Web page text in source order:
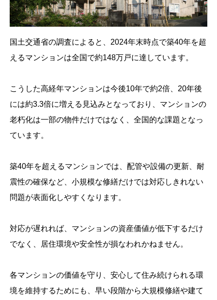
国土交通省の調査によると、2024年末時点で築40年を超
えるマンションは全国で約148万戸に達しています。
こうした高経年マンションは今後10年で約2倍、20年後
には約3.3倍に増える見込みとなっており、マンションの
老朽化は一部の物件だけではなく、全国的な課題となっ
ています。
築40年を超えるマンションでは、配管や設備の更新、耐
震性の確保など、小規模な修繕だけでは対応しきれない
問題が表面化しやすくなります。
対応が遅れれば、マンションの資産価値が低下するだけ
でなく、居住環境や安全性が損なわれかねません。
各マンションの価値を守り、安心して住み続けられる環
境を維持するためにも、早い段階から大規模修繕や建て